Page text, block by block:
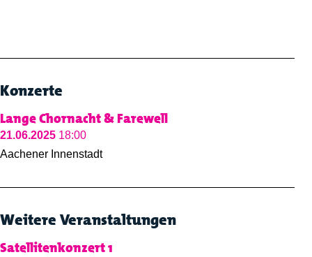
Konzerte
Lange Chornacht & Farewell
21.06.2025 18:00
Aachener Innenstadt
Weitere Veranstaltungen
Satellitenkonzert 1